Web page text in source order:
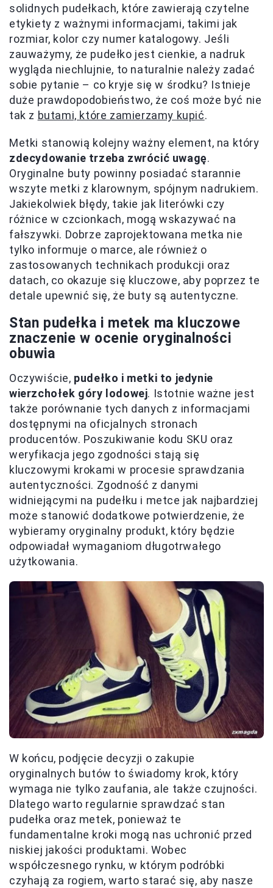
solidnych pudełkach, które zawierają czytelne
etykiety z ważnymi informacjami, takimi jak
rozmiar, kolor czy numer katalogowy. Jeśli
zauważymy, że pudełko jest cienkie, a nadruk
wygląda niechlujnie, to naturalnie należy zadać
sobie pytanie – co kryje się w środku? Istnieje
duże prawdopodobieństwo, że coś może być nie
tak z butami, które zamierzamy kupić.
Metki stanowią kolejny ważny element, na który
zdecydowanie trzeba zwrócić uwagę.
Oryginalne buty powinny posiadać starannie
wszyte metki z klarownym, spójnym nadrukiem.
Jakiekolwiek błędy, takie jak literówki czy
różnice w czcionkach, mogą wskazywać na
fałszywki. Dobrze zaprojektowana metka nie
tylko informuje o marce, ale również o
zastosowanych technikach produkcji oraz
datach, co okazuje się kluczowe, aby poprzez te
detale upewnić się, że buty są autentyczne.
Stan pudełka i metek ma kluczowe
znaczenie w ocenie oryginalności
obuwia
Oczywiście, pudełko i metki to jedynie
wierzchołek góry lodowej. Istotnie ważne jest
także porównanie tych danych z informacjami
dostępnymi na oficjalnych stronach
producentów. Poszukiwanie kodu SKU oraz
weryfikacja jego zgodności stają się
kluczowymi krokami w procesie sprawdzania
autentyczności. Zgodność z danymi
widniejącymi na pudełku i metce jak najbardziej
może stanowić dodatkowe potwierdzenie, że
wybieramy oryginalny produkt, który będzie
odpowiadał wymaganiom długotrwałego
użytkowania.
W końcu, podjęcie decyzji o zakupie
oryginalnych butów to świadomy krok, który
wymaga nie tylko zaufania, ale także czujności.
Dlatego warto regularnie sprawdzać stan
pudełka oraz metek, ponieważ te
fundamentalne kroki mogą nas uchronić przed
niskiej jakości produktami. Wobec
współczesnego rynku, w którym podróbki
czyhają za rogiem, warto starać się, aby nasze